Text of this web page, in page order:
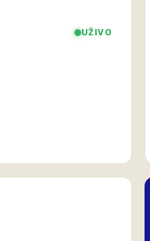
UŽIVO